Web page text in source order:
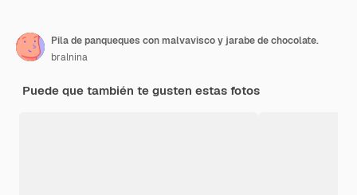
Pila de panqueques con malvavisco y jarabe de chocolate.
bralnina
Puede que también te gusten estas fotos